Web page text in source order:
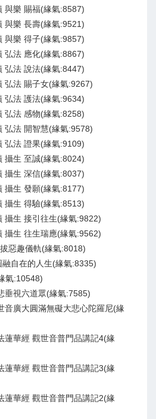
與樂 賜福(緣氣:8587)
與樂 長壽(緣氣:9521)
與樂 得子(緣氣:9857)
弘法 應化(緣氣:8867)
弘法 說法(緣氣:8447)
弘法 賜子女(緣氣:9267)
弘法 護法(緣氣:9634)
弘法 感物(緣氣:8258)
弘法 開智慧(緣氣:9578)
弘法 證果(緣氣:9109)
攝生 至誠(緣氣:8024)
攝生 深信(緣氣:8037)
攝生 發願(緣氣:8177)
攝生 得驗(緣氣:8513)
攝生 接引往生(緣氣:9822)
攝生 往生瑞應(緣氣:9562)
惡趣儀軌(緣氣:8018)
自在的人生(緣氣:8335)
氣:10548)
垂視六道眾(緣氣:7585)
廣大圓滿無礙大悲心陀羅尼(緣
蓮華經 觀世音普門品講記4(緣
蓮華經 觀世音普門品講記3(緣
蓮華經 觀世音普門品講記2(緣